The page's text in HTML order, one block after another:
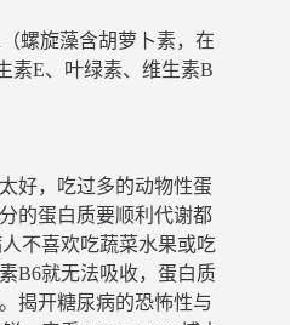
螺旋藻含胡萝卜素，在
素E、叶绿素、维生素B
好，吃过多的动物性蛋
的蛋白质要顺利代谢都
不喜欢吃蔬菜水果或吃
B6就无法吸收，蛋白质
揭开糖尿病的恐怖性与